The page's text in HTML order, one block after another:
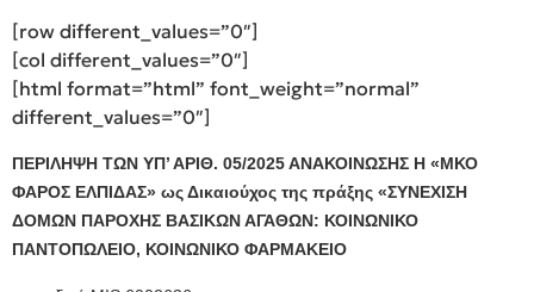
[row different_values=”0″]
[col different_values=”0″]
[html format=”html” font_weight=”normal”
different_values=”0″]
ΠΕΡΙΛΗΨΗ ΤΩΝ ΥΠ’ ΑΡΙΘ. 05/2025 ΑΝΑΚΟΙΝΩΣΗΣ Η «ΜΚΟ
ΦΑΡΟΣ ΕΛΠΙΔΑΣ» ως Δικαιούχος της πράξης «ΣΥΝΕΧΙΣΗ
ΔΟΜΩΝ ΠΑΡΟΧΗΣ ΒΑΣΙΚΩΝ ΑΓΑΘΩΝ: ΚΟΙΝΩΝΙΚΟ
ΠΑΝΤΟΠΩΛΕΙΟ, ΚΟΙΝΩΝΙΚΟ ΦΑΡΜΑΚΕΙΟ